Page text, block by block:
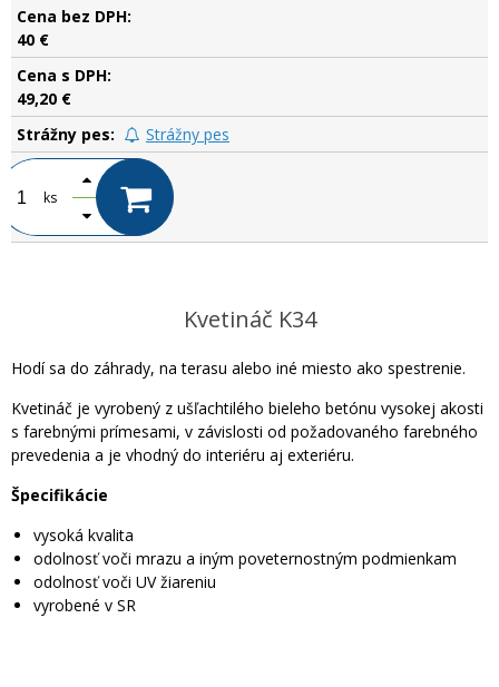
40 €
49,20 €
Strážny pes
ks
Kvetináč K34
Hodí sa do záhrady, na terasu alebo iné miesto ako spestrenie.
Kvetináč je vyrobený z ušľachtilého bieleho betónu vysokej akosti
s farebnými prímesami, v závislosti od požadovaného farebného
prevedenia a je vhodný do interiéru aj exteriéru.
Špecifikácie
vysoká kvalita
odolnosť voči mrazu a iným poveternostným podmienkam
odolnosť voči UV žiareniu
vyrobené v SR